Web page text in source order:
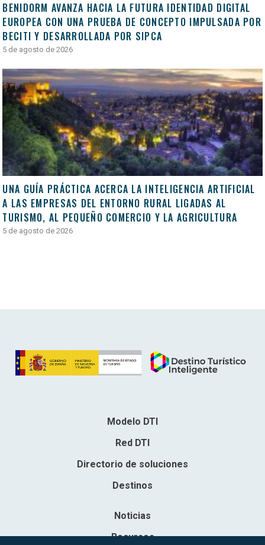
BENIDORM AVANZA HACIA LA FUTURA IDENTIDAD DIGITAL
EUROPEA CON UNA PRUEBA DE CONCEPTO IMPULSADA POR
BECITI Y DESARROLLADA POR SIPCA
5 de agosto de 2026
UNA GUÍA PRÁCTICA ACERCA LA INTELIGENCIA ARTIFICIAL
A LAS EMPRESAS DEL ENTORNO RURAL LIGADAS AL
TURISMO, AL PEQUEÑO COMERCIO Y LA AGRICULTURA
5 de agosto de 2026
Modelo DTI
Red DTI
Directorio de soluciones
Destinos
Noticias
Recursos